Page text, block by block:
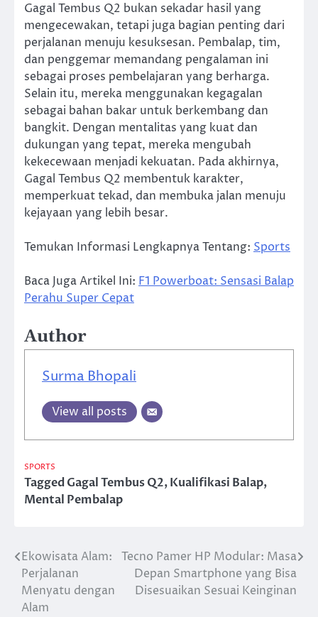
Gagal Tembus Q2 bukan sekadar hasil yang
mengecewakan, tetapi juga bagian penting dari
perjalanan menuju kesuksesan. Pembalap, tim,
dan penggemar memandang pengalaman ini
sebagai proses pembelajaran yang berharga.
Selain itu, mereka menggunakan kegagalan
sebagai bahan bakar untuk berkembang dan
bangkit. Dengan mentalitas yang kuat dan
dukungan yang tepat, mereka mengubah
kekecewaan menjadi kekuatan. Pada akhirnya,
Gagal Tembus Q2 membentuk karakter,
memperkuat tekad, dan membuka jalan menuju
kejayaan yang lebih besar.
Temukan Informasi Lengkapnya Tentang: Sports
Baca Juga Artikel Ini: F1 Powerboat: Sensasi Balap
Perahu Super Cepat
Author
Surma Bhopali
View all posts
SPORTS
TaggedGagal Tembus Q2,Kualifikasi Balap,
Mental Pembalap
Post
navigation
Ekowisata Alam:
Perjalanan
Menyatu dengan
Alam
Tecno Pamer HP Modular: Masa
Depan Smartphone yang Bisa
Disesuaikan Sesuai Keinginan